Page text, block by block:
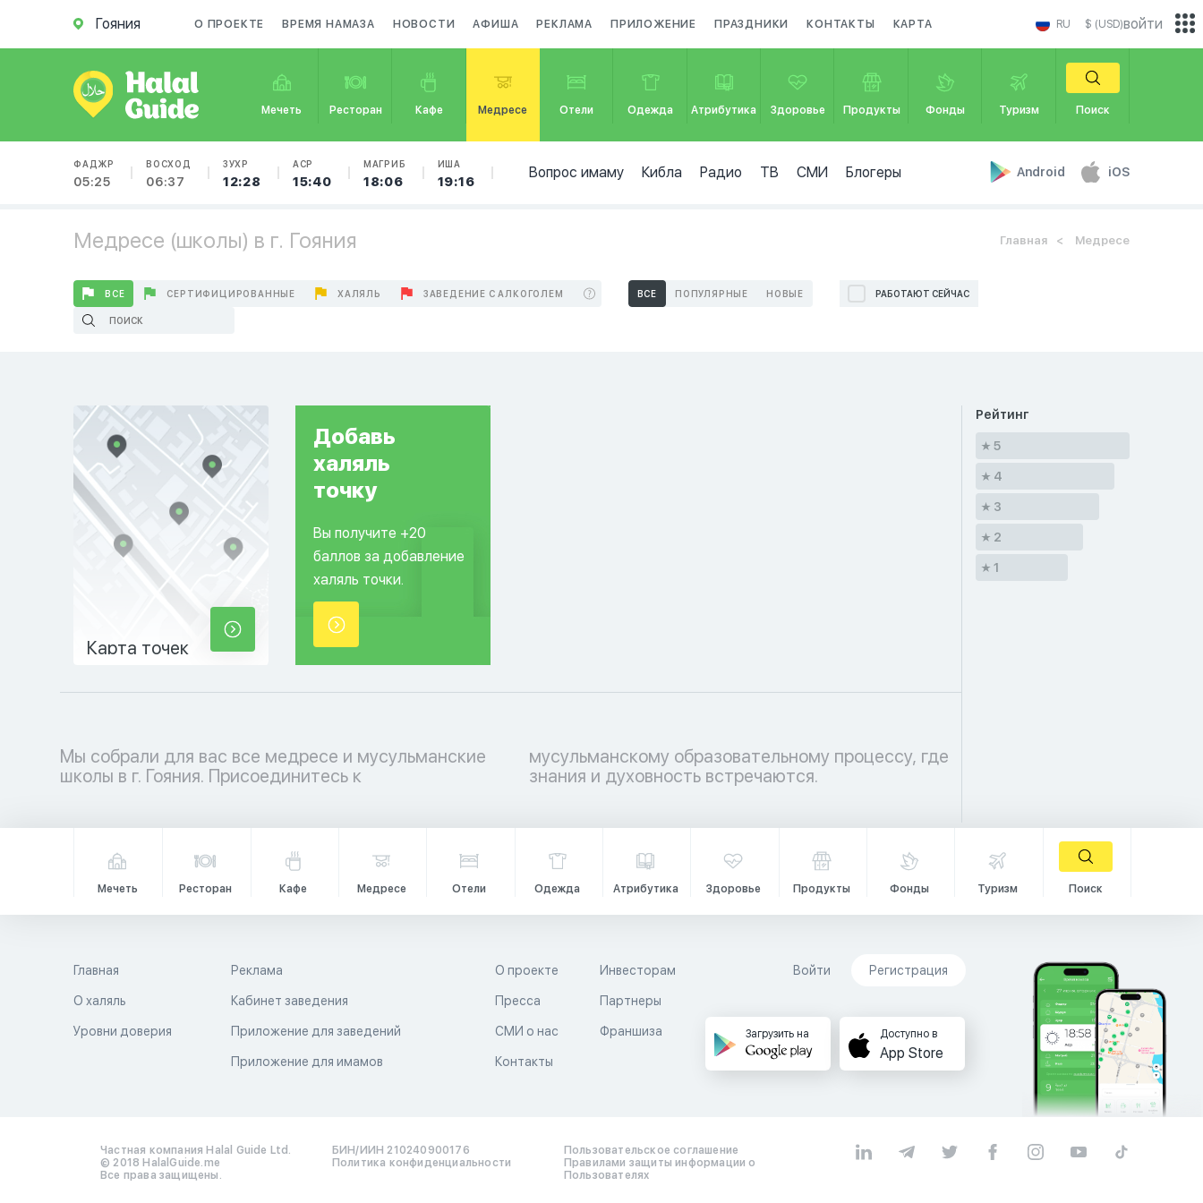
Гояния О ПРОЕКТЕ ВРЕМЯ НАМАЗА НОВОСТИ АФИША РЕКЛАМА ПРИЛОЖЕНИЕ ПРАЗДНИКИ КОНТАКТЫ КАРТА RU $ (USD)
Мечеть Ресторан Кафе Медресе Отели Одежда Атрибутика Здоровье Продукты Фонды Туризм Поиск
ФАДЖР
05:25
ВОСХОД
06:37
ЗУХР
12:28
АСР
15:40
МАГРИБ
18:06
ИША
19:16
Вопрос имаму Кибла Радио ТВ СМИ Блогеры Android iOS
войти
Медресе (школы) в г. Гояния Главная Медресе
ВСЕ СЕРТИФИЦИРОВАННЫЕ ХАЛЯЛЬ ЗАВЕДЕНИЕ С АЛКОГОЛЕМ ВСЕ ПОПУЛЯРНЫЕ НОВЫЕ РАБОТАЮТ СЕЙЧАС
Карта точек
Добавь
халяль
точку
Вы получите +20
баллов за добавление
халяль точки.
Мы собрали для вас все медресе и мусульманские
школы в г. Гояния. Присоединитесь к
мусульманскому образовательному процессу, где
знания и духовность встречаются.
Рейтинг
5
4
3
2
1
Мечеть Ресторан Кафе Медресе Отели Одежда Атрибутика Здоровье Продукты Фонды Туризм Поиск
Главная
О халяль
Уровни доверия
Реклама
Кабинет заведения
Приложение для заведений
Приложение для имамов
О проекте
Пресса
СМИ о нас
Контакты
Инвесторам
Партнеры
Франшиза
Войти Регистрация
Загрузить на Доступно в
App Store
Частная компания Halal Guide Ltd.
© 2018 HalalGuide.me
Все права защищены.
БИН/ИИН 210240900176
Политика конфиденциальности
Пользовательское соглашение
Правилами защиты информации о
Пользователях